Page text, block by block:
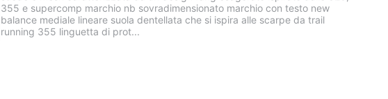
355 e supercomp marchio nb sovradimensionato marchio con testo new
balance mediale lineare suola dentellata che si ispira alle scarpe da trail
running 355 linguetta di prot...